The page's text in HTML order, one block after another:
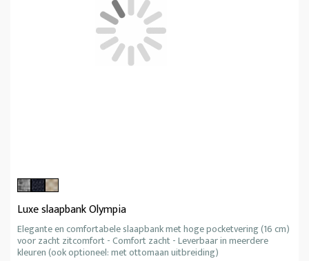
Luxe slaapbank Olympia
Elegante en comfortabele slaapbank met hoge pocketvering (16 cm)
voor zacht zitcomfort - Comfort zacht - Leverbaar in meerdere
kleuren (ook optioneel: met ottomaan uitbreiding)